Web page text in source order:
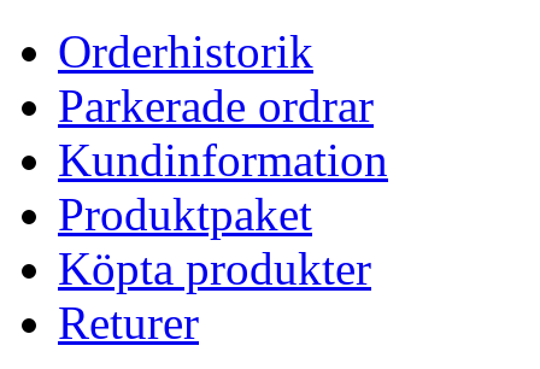
Orderhistorik
Parkerade ordrar
Kundinformation
Produktpaket
Köpta produkter
Returer